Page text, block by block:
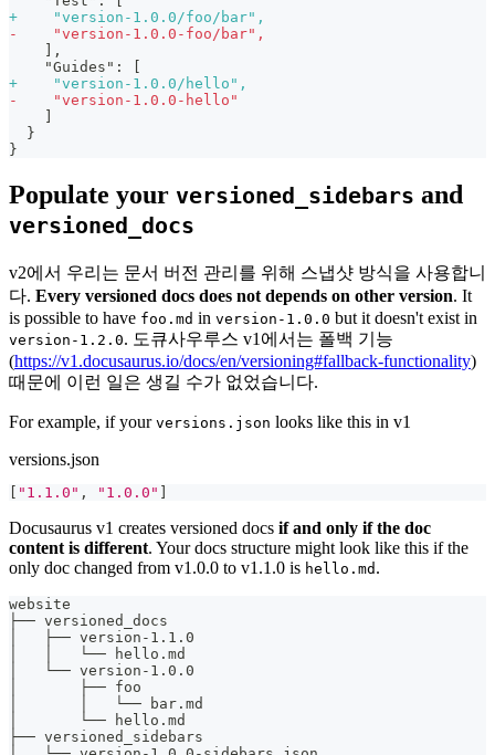
+
    "version-1.0.0/foo/bar",
-
    "version-1.0.0-foo/bar",
   ],
   "Guides": [
+
    "version-1.0.0/hello",
-
    "version-1.0.0-hello"
}
}
Populate your versioned_sidebars and
versioned_docs
v2에서 우리는 문서 버전 관리를 위해 스냅샷 방식을 사용합니
다. Every versioned docs does not depends on other version. It
is possible to have foo.md in version-1.0.0 but it doesn't exist in
version-1.2.0. 도큐사우루스 v1에서는 폴백 기능
(https://v1.docusaurus.io/docs/en/versioning#fallback-functionality)
때문에 이런 일은 생길 수가 없었습니다.
For example, if your versions.json looks like this in v1
versions.json
"1.1.0" , "1.0.0"
Docusaurus v1 creates versioned docs if and only if the doc
content is different. Your docs structure might look like this if the
only doc changed from v1.0.0 to v1.1.0 is hello.md .
website
├── versioned_docs
│   ├── version-1.1.0
│   │   └── hello.md
│   └── version-1.0.0
│       ├── foo
│       │   └── bar.md
│       └── hello.md
├── versioned_sidebars